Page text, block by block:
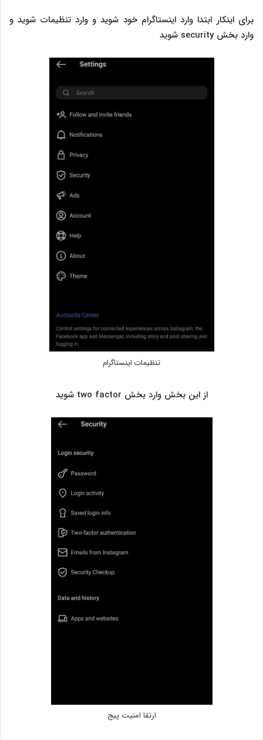
‏برای اینکار ابتدا وارد اینستاگرام خود شوید و وارد تنظیمات شوید و
وارد بخش security شوید
تنظیمات اینستاگرام
از این بخش وارد بخش two factor شوید
ارتقا امنیت پیج